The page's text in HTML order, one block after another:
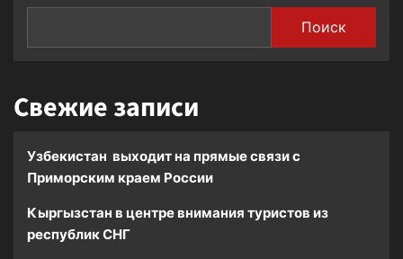
Поиск
Свежие записи
Узбекистан выходит на прямые связи с
Приморским краем России
Кыргызстан в центре внимания туристов из
республик СНГ